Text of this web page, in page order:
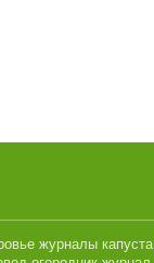
журналы капуста